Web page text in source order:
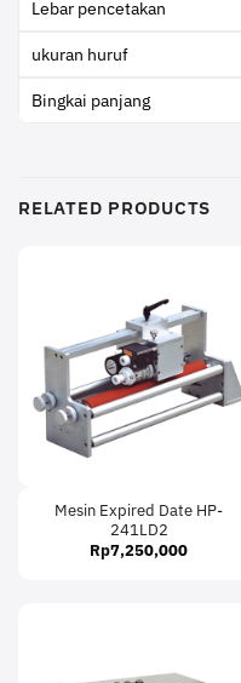
Lebar pencetakan
ukuran huruf
Bingkai panjang
RELATED PRODUCTS
Mesin Expired Date HP-
241LD2
Rp7,250,000